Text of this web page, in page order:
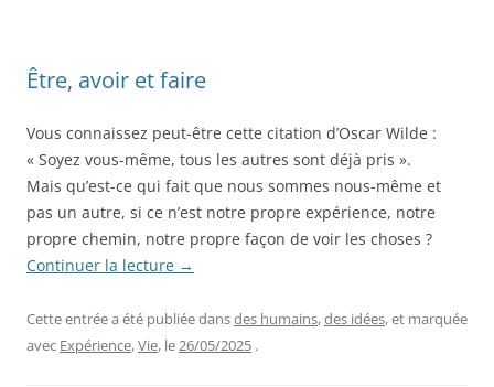
Être, avoir et faire
Vous connaissez peut-être cette citation d’Oscar Wilde :
« Soyez vous-même, tous les autres sont déjà pris ».
Mais qu’est-ce qui fait que nous sommes nous-même et
pas un autre, si ce n’est notre propre expérience, notre
propre chemin, notre propre façon de voir les choses ?
Continuer la lecture →
Cette entrée a été publiée dansdes humains,des idées, et marquée
avec Expérience,Vie, le26/05/2025 .